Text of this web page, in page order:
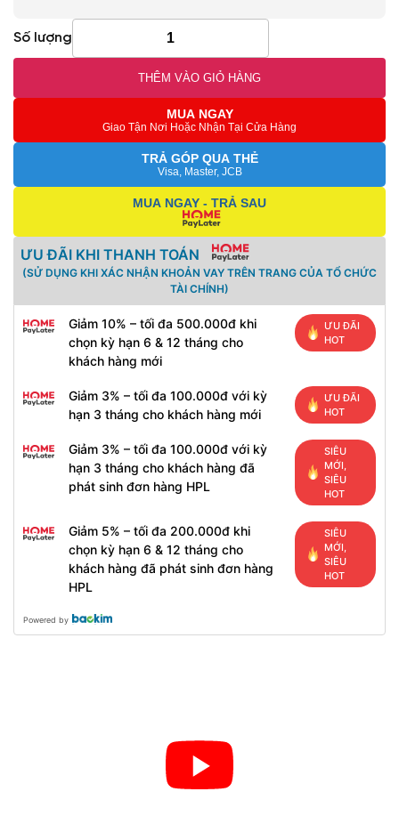
Số lượng
THÊM VÀO GIỎ HÀNG
MUA NGAY
Giao Tận Nơi Hoặc Nhận Tại Cửa Hàng
TRẢ GÓP QUA THẺ
Visa, Master, JCB
MUA NGAY - TRẢ SAU
ƯU ĐÃI KHI THANH TOÁN
(SỬ DỤNG KHI XÁC NHẬN KHOẢN VAY TRÊN TRANG CỦA TỔ CHỨC
TÀI CHÍNH)
Giảm 10% – tối đa 500.000đ khi
chọn kỳ hạn 6 & 12 tháng cho
khách hàng mới
ƯU ĐÃI
HOT
Giảm 3% – tối đa 100.000đ với kỳ
hạn 3 tháng cho khách hàng mới
ƯU ĐÃI
HOT
Giảm 3% – tối đa 100.000đ với kỳ
hạn 3 tháng cho khách hàng đã
phát sinh đơn hàng HPL
SIÊU
MỚI,
SIÊU
HOT
Giảm 5% – tối đa 200.000đ khi
chọn kỳ hạn 6 & 12 tháng cho
khách hàng đã phát sinh đơn hàng
HPL
SIÊU
MỚI,
SIÊU
HOT
Powered by